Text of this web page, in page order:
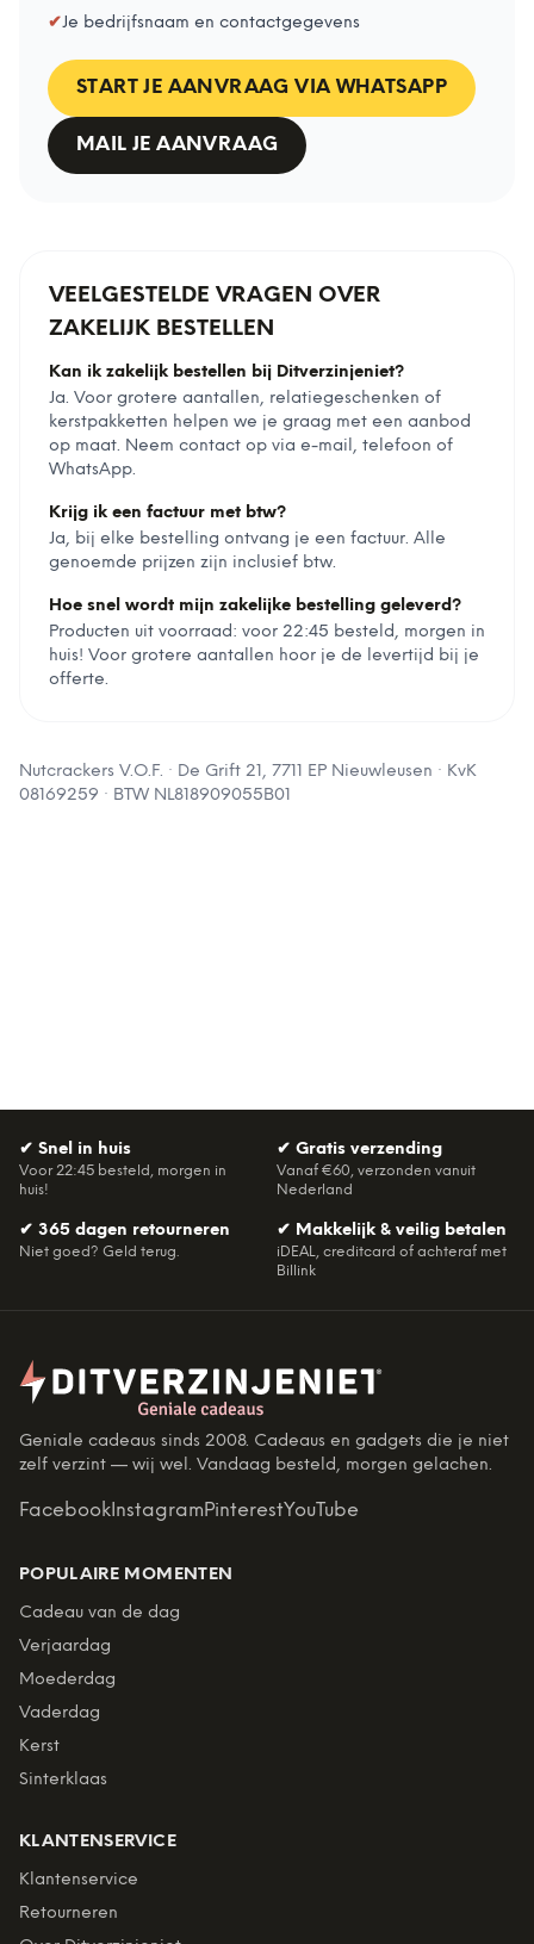
✔Je bedrijfsnaam en contactgegevens
START JE AANVRAAG VIA WHATSAPP
MAIL JE AANVRAAG
VEELGESTELDE VRAGEN OVER
ZAKELIJK BESTELLEN
Kan ik zakelijk bestellen bij Ditverzinjeniet?
Ja. Voor grotere aantallen, relatiegeschenken of
kerstpakketten helpen we je graag met een aanbod
op maat. Neem contact op via e-mail, telefoon of
WhatsApp.
Krijg ik een factuur met btw?
Ja, bij elke bestelling ontvang je een factuur. Alle
genoemde prijzen zijn inclusief btw.
Hoe snel wordt mijn zakelijke bestelling geleverd?
Producten uit voorraad: voor 22:45 besteld, morgen in
huis! Voor grotere aantallen hoor je de levertijd bij je
offerte.
Nutcrackers V.O.F. · De Grift 21, 7711 EP Nieuwleusen · KvK
08169259 · BTW NL818909055B01
✔ Snel in huis
Voor 22:45 besteld, morgen in
huis!
✔ Gratis verzending
Vanaf €60, verzonden vanuit
Nederland
✔ 365 dagen retourneren
Niet goed? Geld terug.
✔ Makkelijk & veilig betalen
iDEAL, creditcard of achteraf met
Billink
Geniale cadeaus sinds 2008. Cadeaus en gadgets die je niet
zelf verzint — wij wel. Vandaag besteld, morgen gelachen.
Facebook InstagramPinterestYouTube
POPULAIRE MOMENTEN
Cadeau van de dag
Verjaardag
Moederdag
Vaderdag
Kerst
Sinterklaas
KLANTENSERVICE
Klantenservice
Retourneren